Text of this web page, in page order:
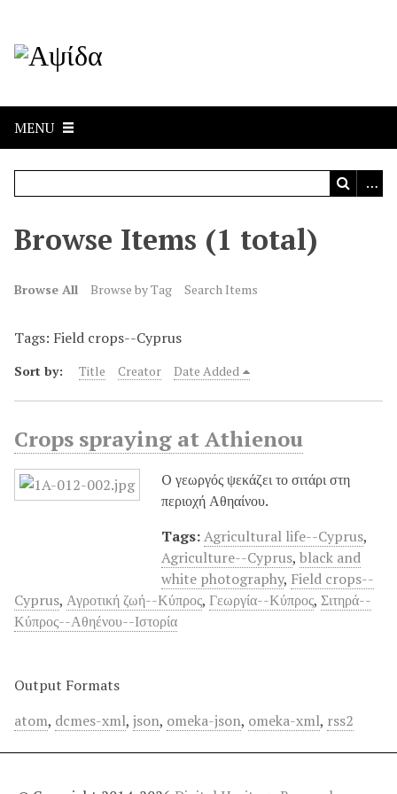
MENU
Browse Items (1 total)
Browse All Browse by Tag Search Items
Tags: Field crops--Cyprus
Sort by: Title Creator Date Added
Crops spraying at Athienou
O γεωργός ψεκάζει το σιτάρι στη
περιοχή Αθηαίνου.
Tags:Agricultural life--Cyprus,
Agriculture--Cyprus, black and
white photography, Field crops--
Cyprus, Αγροτική ζωή--Κύπρος, Γεωργία--Κύπρος, Σιτηρά--
Κύπρος--Αθηένου--Ιστορία
Output Formats
atom, dcmes-xml, json, omeka-json, omeka-xml, rss2